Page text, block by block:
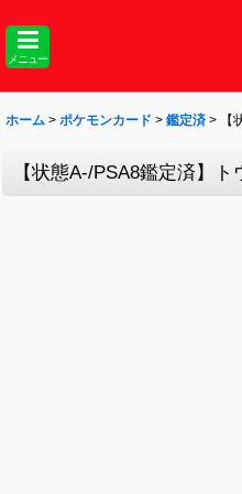
メニュー
ホーム > ポケモンカード > 鑑定済 >
【状態A-/PSA8鑑定済】